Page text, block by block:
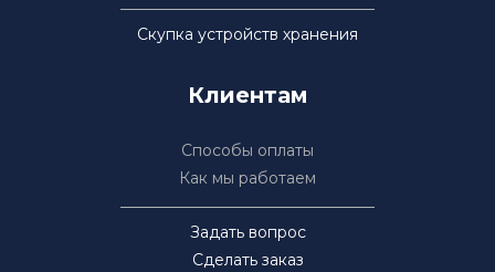
Скупка устройств хранения
Клиентам
Способы оплаты
Как мы работаем
Задать вопрос
Сделать заказ